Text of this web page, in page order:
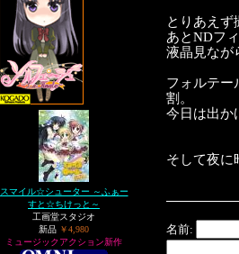
スマイル☆シューター ～ふぁー
すと☆ちけっと～
工画堂スタジオ
新品 ￥4,980
ミュージックアクション新作
とりあえ
あとNDフ
液晶見なが
フォルテ
割。
今日は出か
そして夜に
名前: